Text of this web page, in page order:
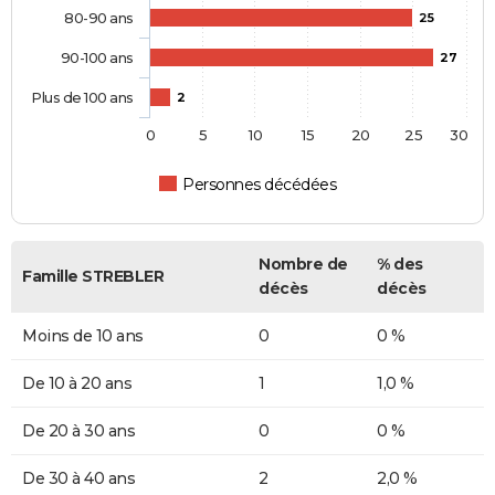
25
27
2
Personnes décédées
80-90 ans
90-100 ans
Plus de 100 ans
0 5 10 15 20 25 30
Famille STREBLER
Nombre de
décès
% des
décès
Moins de 10 ans 0 0 %
De 10 à 20 ans 1 1,0 %
De 20 à 30 ans 0 0 %
De 30 à 40 ans 2 2,0 %